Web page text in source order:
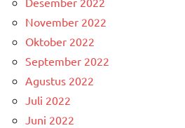
November 2022
Oktober 2022
September 2022
Agustus 2022
Juli 2022
Juni 2022